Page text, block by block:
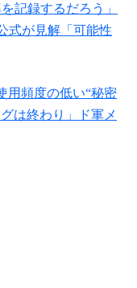
記録するだろう」
式が見解「可能性
用頻度の低い“秘密
は終わり」ド軍メ